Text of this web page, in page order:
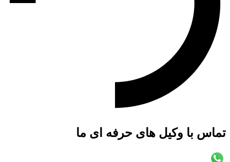
تماس با وکیل های حرفه ای ما